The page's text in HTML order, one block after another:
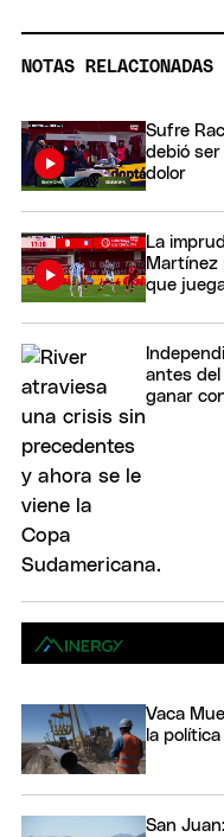
NOTAS RELACIONADAS
Sufre
debió
dolor
La
Martínez
que
antes del
ganar
Vaca
la
San